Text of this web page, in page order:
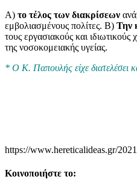
Α) το τέλος των διακρίσεων
εμβολιασμένους πολίτες. Β) Την
τους εργασιακούς και
της νοσοκομειακής υγείας.
* Ο Κ. Παπουλής είχε
https://www.hereticalideas.gr/
Κοινοποιήστε το: